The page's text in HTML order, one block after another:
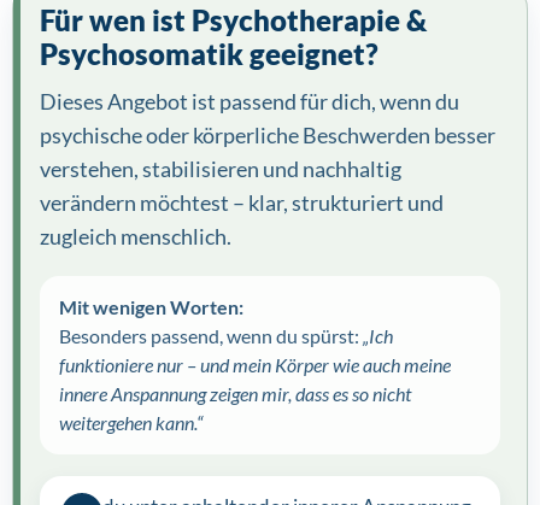
Für wen ist Psychotherapie &
Psychosomatik geeignet?
Dieses Angebot ist passend für dich, wenn du
psychische oder körperliche Beschwerden besser
verstehen, stabilisieren und nachhaltig
verändern möchtest – klar, strukturiert und
zugleich menschlich.
Mit wenigen Worten:
Besonders passend, wenn du spürst: „Ich
funktioniere nur – und mein Körper wie auch meine
innere Anspannung zeigen mir, dass es so nicht
weitergehen kann.“